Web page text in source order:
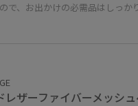
で、お出かけの必需品はしっか
ザーファイバーメッシ